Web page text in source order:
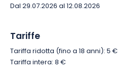
del Lago d’Orient in modo diverso,
Dal 29.07.2026 al 12.08.2026
Tariffe
Tariffa ridotta (fino a 18 anni): 5 €
Tariffa intera: 8 €